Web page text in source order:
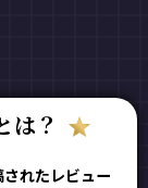
？
れたレビュー